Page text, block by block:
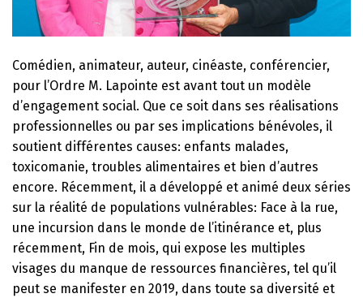
Comédien, animateur, auteur, cinéaste, conférencier,
pour l’Ordre M. Lapointe est avant tout un modèle
d’engagement social. Que ce soit dans ses réalisations
professionnelles ou par ses implications bénévoles, il
soutient différentes causes: enfants malades,
toxicomanie, troubles alimentaires et bien d’autres
encore. Récemment, il a développé et animé deux séries
sur la réalité de populations vulnérables: Face à la rue,
une incursion dans le monde de l’itinérance et, plus
récemment, Fin de mois, qui expose les multiples
visages du manque de ressources financières, tel qu’il
peut se manifester en 2019, dans toute sa diversité et